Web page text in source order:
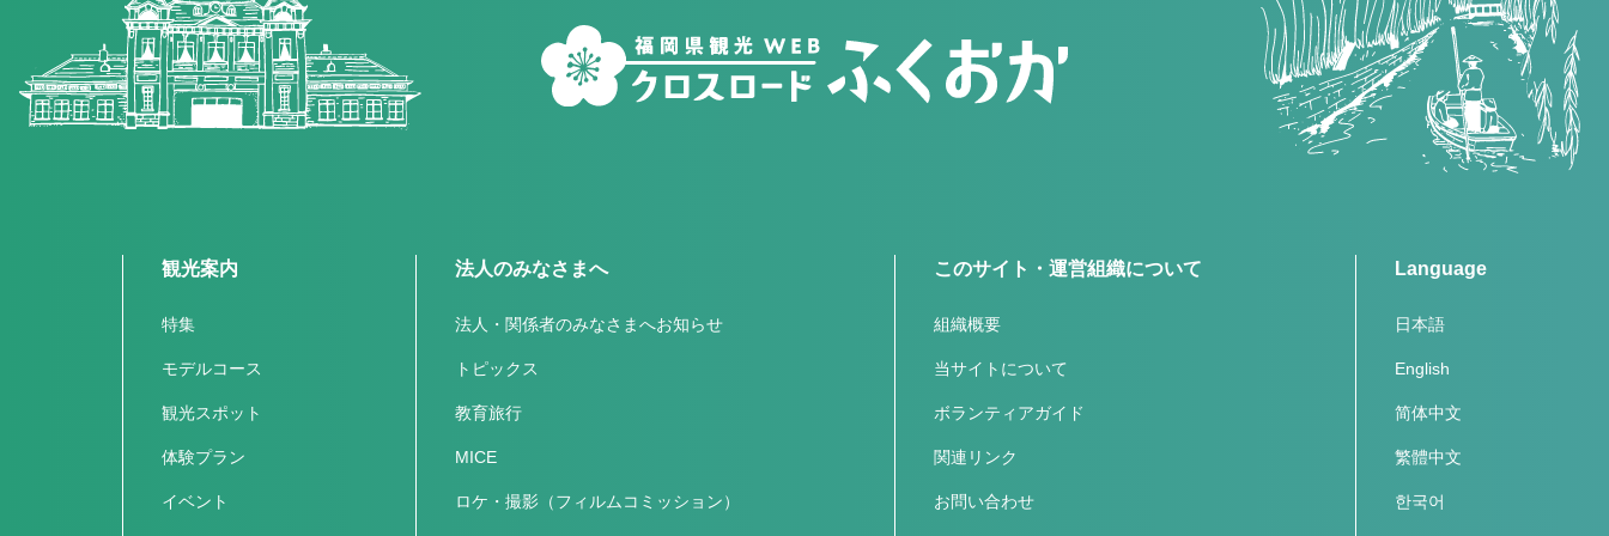
観光案内
特集
モデルコース
観光スポット
体験プラン
イベント
法人のみなさまへ
法人・関係者のみなさまへお知らせ
トピックス
教育旅行
MICE
ロケ・撮影（フィルムコミッション）
このサイト・運営組織について
組織概要
当サイトについて
ボランティアガイド
関連リンク
お問い合わせ
Language
日本語
English
简体中文
繁體中文
한국어